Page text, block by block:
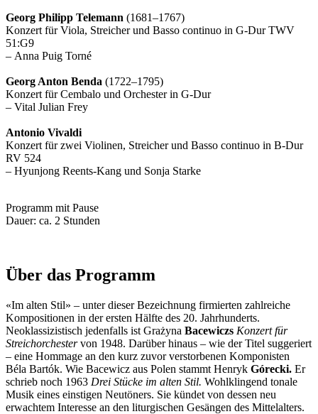
Georg Philipp Telemann (1681–1767)
Konzert für Viola, Streicher und Basso continuo in G-Dur TWV
51:G9
– Anna Puig Torné
Georg Anton Benda (1722–1795)
Konzert für Cembalo und Orchester in G-Dur
– Vital Julian Frey
Antonio Vivaldi
Konzert für zwei Violinen, Streicher und Basso continuo in B-Dur
RV 524
– Hyunjong Reents-Kang und Sonja Starke
Programm mit Pause
Dauer: ca. 2 Stunden
Über das Programm
«Im alten Stil» – unter dieser Bezeichnung firmierten zahlreiche
Kompositionen in der ersten Hälfte des 20. Jahrhunderts.
Neoklassizistisch jedenfalls ist Grażyna Bacewiczs Konzert für
Streichorchestervon 1948. Darüber hinaus – wie der Titel suggeriert
– eine Hommage an den kurz zuvor verstorbenen Komponisten
Béla Bartók. Wie Bacewicz aus Polen stammt Henryk Górecki. Er
schrieb noch 1963 Drei Stücke im alten Stil. Wohlklingend tonale
Musik eines einstigen Neutöners. Sie kündet von dessen neu
erwachtem Interesse an den liturgischen Gesängen des Mittelalters.